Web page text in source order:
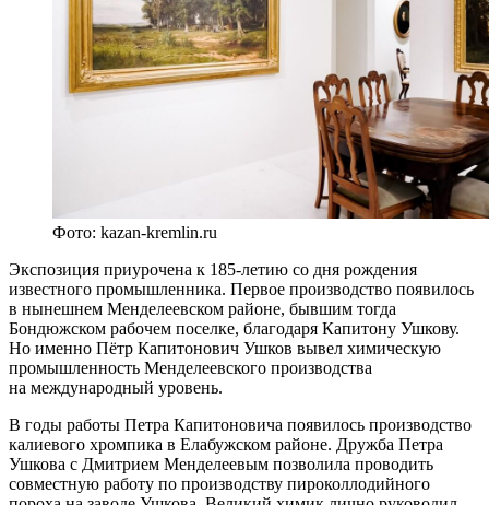
Фото: kazan-kremlin.ru
Экспозиция приурочена к 185-летию со дня рождения
известного промышленника. Первое производство появилось
в нынешнем Менделеевском районе, бывшим тогда
Бондюжском рабочем поселке, благодаря Капитону Ушкову.
Но именно Пётр Капитонович Ушков вывел химическую
промышленность Менделеевского производства
на международный уровень.
В годы работы Петра Капитоновича появилось производство
калиевого хромпика в Елабужском районе. Дружба Петра
Ушкова с Дмитрием Менделеевым позволила проводить
совместную работу по производству пироколлодийного